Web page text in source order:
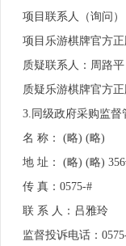
项目联系人（询问
项目乐游棋牌官方
质疑联系人：周路平
质疑乐游棋牌官方
3. 同级政府采购监督
名 称： (略) (略)
地 址： (略) (略)
传 真：0575-#
联 系 人：吕雅玲
监督投诉电话：